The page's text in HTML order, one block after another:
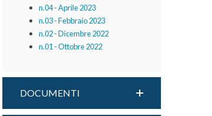
n.04 - Aprile 2023
n.03 - Febbraio 2023
n.02 - Dicembre 2022
n.01 - Ottobre 2022
DOCUMENTI